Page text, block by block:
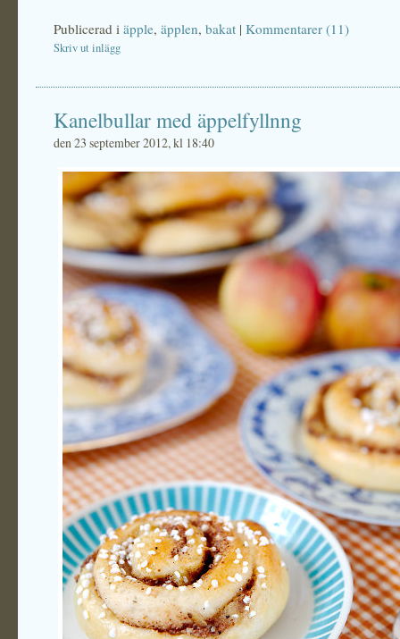
Publicerad i äpple, äpplen, bakat | Kommentarer (11)
Skriv ut inlägg
Kanelbullar med äppelfyllnng
den 23 september 2012, kl 18:40